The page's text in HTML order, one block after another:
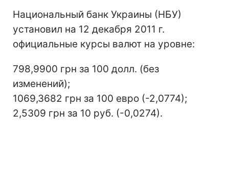
Национальный банк Украины (НБУ)
установил на 12 декабря 2011 г.
официальные курсы валют на уровне:
798,9900 грн за 100 долл. (без
изменений);
1069,3682 грн за 100 евро (-2,0774);
2,5309 грн за 10 руб. (-0,0274).